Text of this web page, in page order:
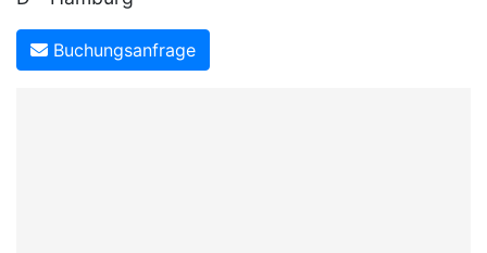
Buchungsanfrage